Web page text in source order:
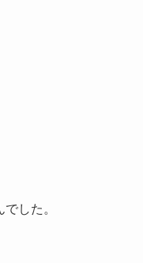
した。